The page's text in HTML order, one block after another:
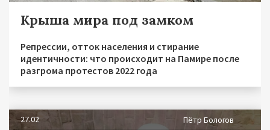
Крыша мира под замком
Репрессии, отток населения и стирание
идентичности: что происходит на Памире после
разгрома протестов 2022 года
27.02 Пётр Бологов